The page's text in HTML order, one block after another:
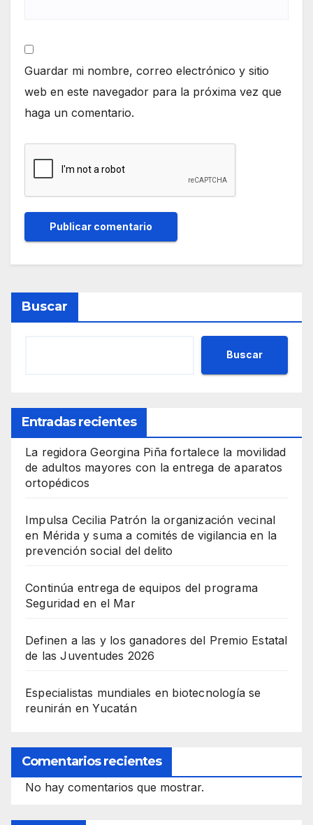
Guardar mi nombre, correo electrónico y sitio
web en este navegador para la próxima vez que
haga un comentario.
Buscar
Buscar
Entradas recientes
La regidora Georgina Piña fortalece la movilidad
de adultos mayores con la entrega de aparatos
ortopédicos
Impulsa Cecilia Patrón la organización vecinal
en Mérida y suma a comités de vigilancia en la
prevención social del delito
Continúa entrega de equipos del programa
Seguridad en el Mar
Definen a las y los ganadores del Premio Estatal
de las Juventudes 2026
Especialistas mundiales en biotecnología se
reunirán en Yucatán
Comentarios recientes
No hay comentarios que mostrar.